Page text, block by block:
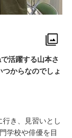
活躍する山本さ
からなのでしょ
き、見習いとし
学校や俳優を目